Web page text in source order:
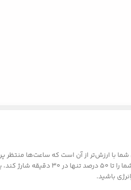
انقلابی در سرعت شارژ ایجاد